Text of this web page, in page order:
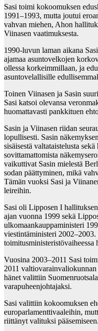
Sasi toimi kokoomuksen
1991–1993, mutta joutui
vahvan miehen, Ahon
Viinasen vaatimuksesta.
1990-luvun laman aikana
ajamaa asuntovelkojen
ollessa korkeimmillaan, ja
asuntovelallisille
Toinen Viinasen ja Sasin
Sasi katsoi olevansa
huomattavasti pankkituen
Sasin ja Viinasen riidan
lopullisesti. Sasin
sisäisestä valtataistelusta
sovittamattomista
vaikuttivat Sasin mielestä
sodan päättyminen, mikä
Tämän vuoksi Sasi ja
leireihin.
Sasi oli Lipposen I
ajan vuonna 1999 sekä
ulkomaankauppaministeri
viestintäministeri
Vuosina 2003–2011 Sasi
2011
hänet valittiin
varapuheenjohtajaksi.
Sasi valittiin kokoomuksen
europarlamenttivaaleihin,
riittänyt valituksi pääsemiseen.